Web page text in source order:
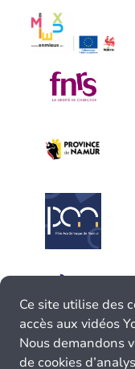
Ce site utilise des
accès aux vidéos
Nous demandons
de cookies